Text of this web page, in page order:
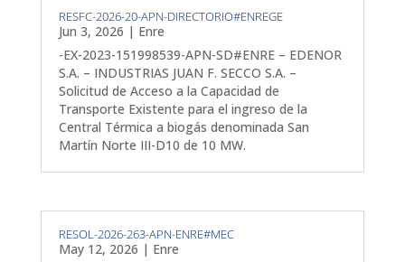
RESFC-2026-20-APN-DIRECTORIO#ENREGE
Jun 3, 2026 | Enre
-EX-2023-151998539-APN-SD#ENRE – EDENOR
S.A. – INDUSTRIAS JUAN F. SECCO S.A. –
Solicitud de Acceso a la Capacidad de
Transporte Existente para el ingreso de la
Central Térmica a biogás denominada San
Martín Norte III-D10 de 10 MW.
RESOL-2026-263-APN-ENRE#MEC
May 12, 2026 | Enre